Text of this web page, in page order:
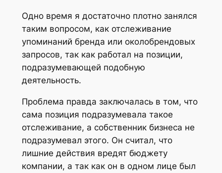
Одно время я достаточно плотно занялся
таким вопросом, как отслеживание
упоминаний бренда или околобрендовых
запросов, так как работал на позиции,
подразумевающей подобную
деятельность.
Проблема правда заключалась в том, что
сама позиция подразумевала такое
отслеживание, а собственник бизнеса не
подразумевал этого. Он считал, что
лишние действия вредят бюджету
компании, а так как он в одном лице был